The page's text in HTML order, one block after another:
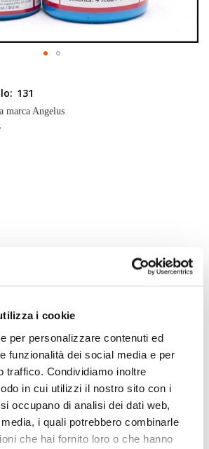
i cookie
per personalizzare contenuti ed
funzionalità dei social media e per
traffico. Condividiamo inoltre
in cui utilizzi il nostro sito con i
occupano di analisi dei dati web,
i quali potrebbero combinarle
che hai fornito loro o che hanno
131
marca Angelus
verniciare o ritoccare da solo qualsiasi pelle. Le
Angelus sono senza odore e adatte alla
portamonete, borse, giacche da